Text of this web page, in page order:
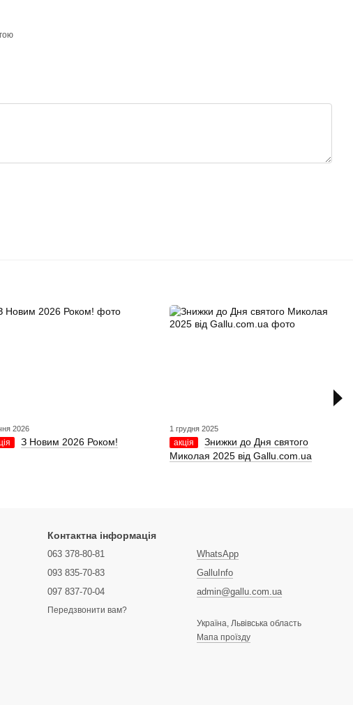
2026
З Новим 2026 Роком!
1 грудня 2025
акція
Знижки до Дня святого
Миколая 2025 від Gallu.com.ua
Контактна інформація
063 378-80-81
093 835-70-83
097 837-70-04
Передзвонити вам?
WhatsApp
GalluInfo
admin@gallu.com.ua
Україна, Львівська область
Мапа проїзду